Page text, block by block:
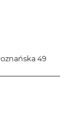
49